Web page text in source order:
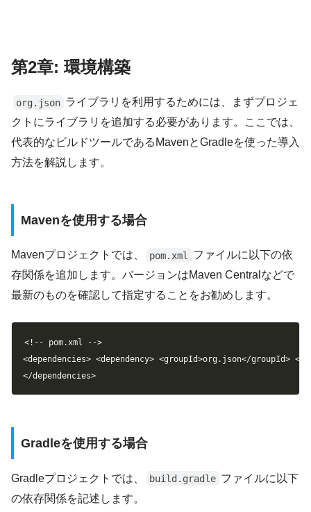
第2章: 環境構築
org.json ライブラリを利用するためには、まずプロジェ
クトにライブラリを追加する必要があります。ここでは、
代表的なビルドツールであるMavenとGradleを使った導入
方法を解説します。
Mavenを使用する場合
Mavenプロジェクトでは、 pom.xml
ファイルに以下の依
存関係を追加します。バージョンはMaven Centralなどで
最新のものを確認して指定することをお勧めします。
< ! -- pom.xml -->
<dependencies> <dependency> <groupId>org . json</groupId> <
</dependencies>
Gradleを使用する場合
Gradleプロジェクトでは、 build.gradle ファイルに以下
の依存関係を記述します。